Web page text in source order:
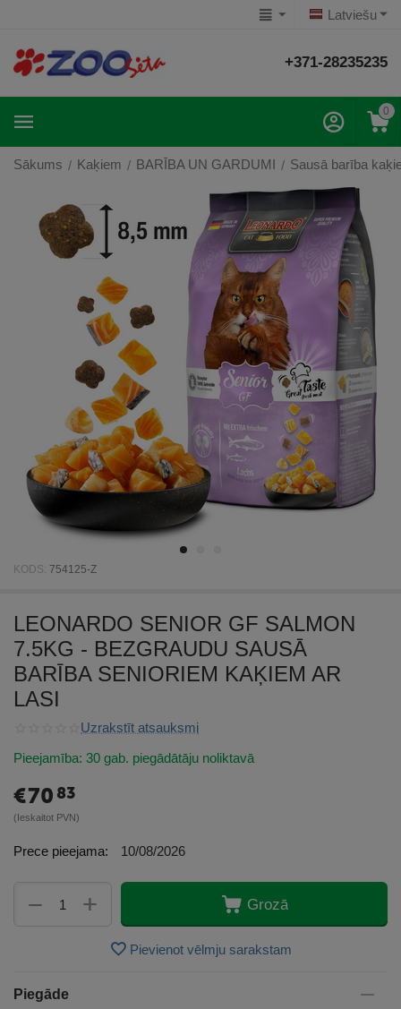
Latviešu
+371-28235235
0
Sākums / Kaķiem / BARĪBA UN GARDUMI / Sausā barība
KODS: 754125-Z
LEONARDO SENIOR GF SALMON
7.5KG - BEZGRAUDU SAUSĀ
BARĪBA SENIORIEM KAĶIEM AR
LASI
Uzrakstīt atsauksmi
Pieejamība: 30 gab. piegādātāju noliktavā
€70 83
(Ieskaitot PVN)
Prece pieejama: 10/08/2026
+
− Grozā
Pievienot vēlmju sarakstam
Piegāde